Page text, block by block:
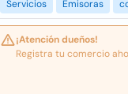
Servicios
Emisoras
¡Atención dueños!
Registra tu comercio